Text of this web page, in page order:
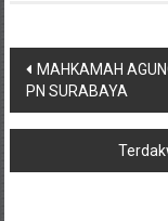
Post
navigation
MAHKAMAH
PN SURABAYA